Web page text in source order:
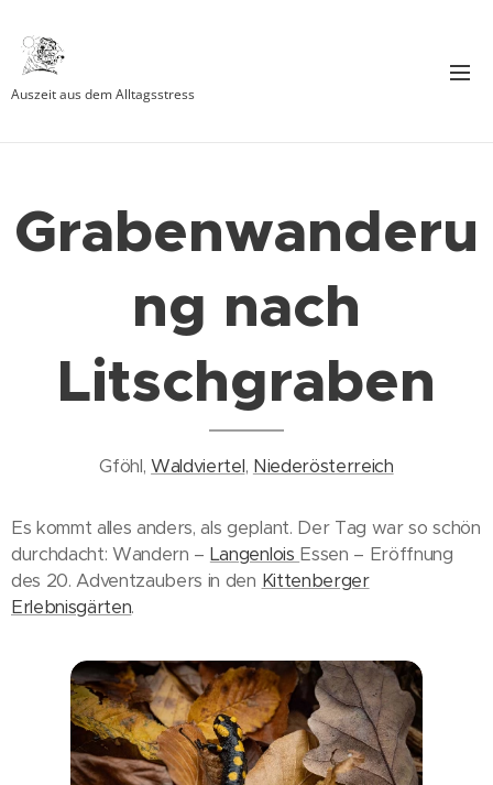
Auszeit aus dem Alltagsstress
Grabenwanderu
ng nach
Litschgraben
Gföhl,Waldviertel, Niederösterreich
Es kommt alles anders, als geplant. Der Tag war so schön
durchdacht: Wandern – Langenlois Essen – Eröffnung
des 20. Adventzaubers in den Kittenberger
Erlebnisgärten.